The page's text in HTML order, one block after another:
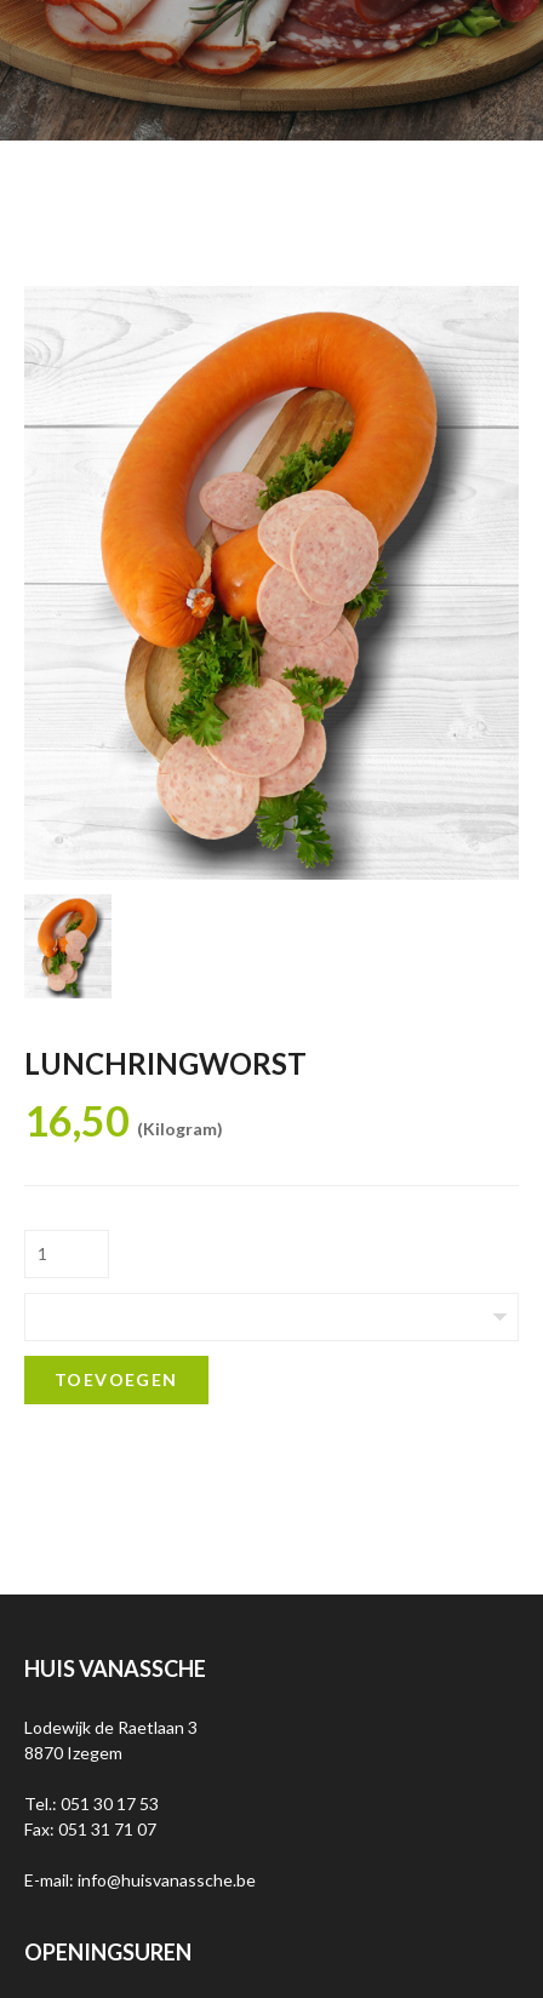
LUNCHRINGWORST
16,50 (Kilogram)
TOEVOEGEN
HUIS VANASSCHE
Lodewijk de Raetlaan 3
8870 Izegem
Tel.: 051 30 17 53
Fax: 051 31 71 07
E-mail: info@huisvanassche.be
OPENINGSUREN